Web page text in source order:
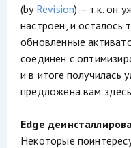
(by Revision) – т.к. он
настроен, и осталось
обновленные
соединен с
и в итоге получилась
предложена вам
Edge
Некоторые